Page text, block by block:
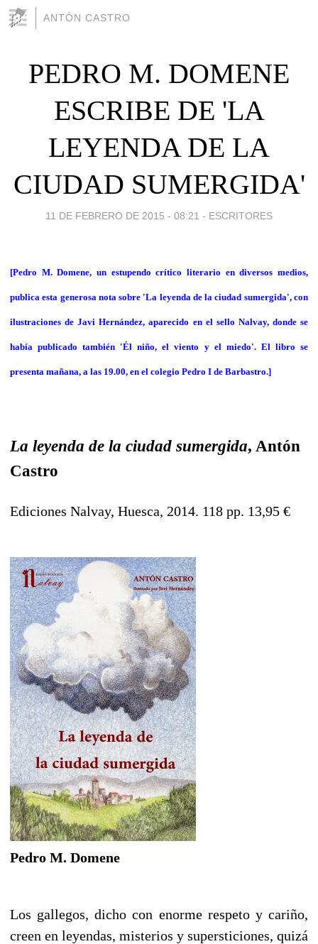
ANTÓN CASTRO
PEDRO M. DOMENE
ESCRIBE DE 'LA
LEYENDA DE LA
CIUDAD SUMERGIDA'
11 DE FEBRERO DE 2015 - 08:21 - ESCRITORES
[Pedro M. Domene, un estupendo crítico literario en diversos medios,
publica esta generosa nota sobre 'La leyenda de la ciudad sumergida', con
ilustraciones de Javi Hernández, aparecido en el sello Nalvay, donde se
había publicado también 'Él niño, el viento y el miedo'. El libro se
presenta mañana, a las 19.00, en el colegio Pedro I de Barbastro.]
La leyenda de la ciudad sumergida, Antón
Castro
Ediciones Nalvay, Huesca, 2014. 118 pp. 13,95 €
Pedro M. Domene
Los gallegos, dicho con enorme respeto y cariño,
creen en leyendas, misterios y supersticiones, quizá